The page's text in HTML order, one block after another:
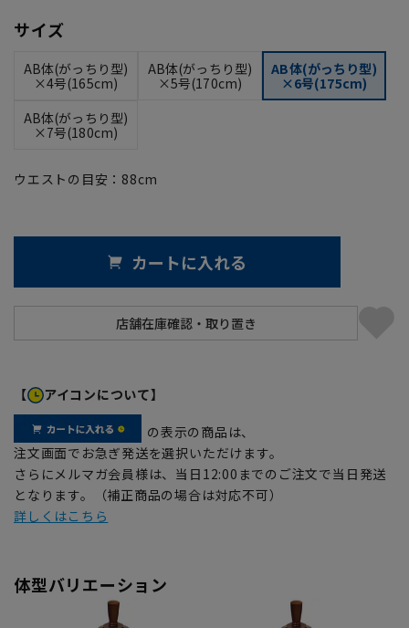
サイズ
AB体(がっちり型)
×4号(165cm)
AB体(がっちり型)
×5号(170cm)
AB体(がっちり型)
×6号(175cm)
AB体(がっちり型)
×7号(180cm)
ウエストの目安： 88cm
カートに入れる
【 アイコンについて】
の表示の商品は、
注文画面でお急ぎ発送を選択いただけます。
さらにメルマガ会員様は、当日12:00までのご注文で当日発送
となります。（補正商品の場合は対応不可）
詳しくはこちら
体型バリエーション